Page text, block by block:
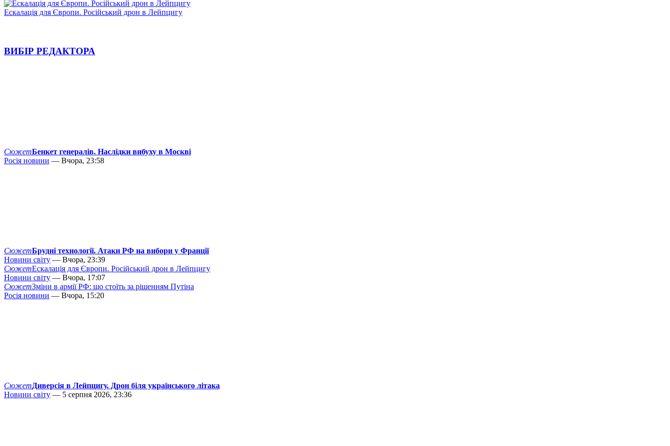
Ескалація для Європи. Російський дрон в Лейпцигу
ВИБІР РЕДАКТОРА
СюжетБенкет генералів. Наслідки вибуху в Москві
Росія новини — Вчора, 23:58
СюжетБрудні технології. Атаки РФ на вибори у Франції
Новини світу — Вчора, 23:39
СюжетЕскалація для Європи. Російський дрон в Лейпцигу
Новини світу — Вчора, 17:07
СюжетЗміни в армії РФ: що стоїть за рішенням Путіна
Росія новини — Вчора, 15:20
СюжетДиверсія в Лейпцигу. Дрон біля українського літака
Новини світу — 5 серпня 2026, 23:36